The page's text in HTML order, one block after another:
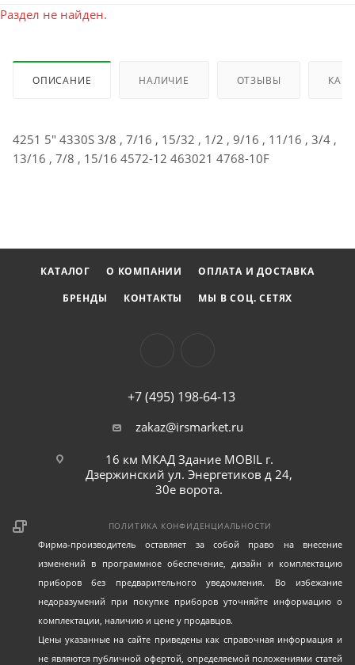
Раздел не найден.
ОПИСАНИЕ НАЛИЧИЕ ОТЗЫВЫ КАК
4251 5" 4330S 3/8 , 7/16 , 15/32 , 1/2 , 9/16 , 11/16 , 3/4 ,
13/16 , 7/8 , 15/16 4572-12 463021 4768-10F
КАТАЛОГ О КОМПАНИИ
ОПЛАТА И ДОСТАВКА
БРЕНДЫ
КОНТАКТЫ МЫ В СОЦ. СЕТЯХ
+7 (495) 198-64-13
zakaz@irsmarket.ru
16 км МКАД Здание MOBIL г.
Дзержинский ул. Энергетиков д 24,
30е ворота.
ПОЛИТИКА КОНФИДЕНЦИАЛЬНОСТИ
Фирма-производитель оставляет за собой право на внесение
изменений в программное обеспечение, дизайн и комплектацию
приборов без предварительного уведомления. Во избежание
недоразумений при покупке приборов уточняйте информацию о
комплектации, наличию и цене у продавцов.
Цены указанные на сайте приведены как справочная информация и
не являются публичной офертой, определяемой положениями статей